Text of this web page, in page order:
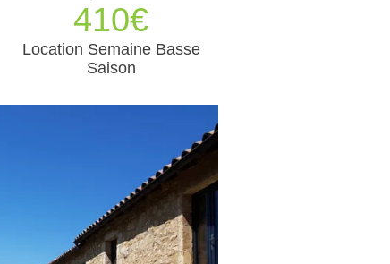
410€
Location Semaine Basse
Saison